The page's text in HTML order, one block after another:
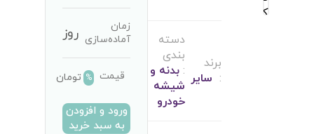
برند
: سایر
دسته
بندی
: بدنه و
شیشه
خودرو
زمان
آماده‌سازی روز
قیمت % تومان
ورود و افزودن
به سبد خرید